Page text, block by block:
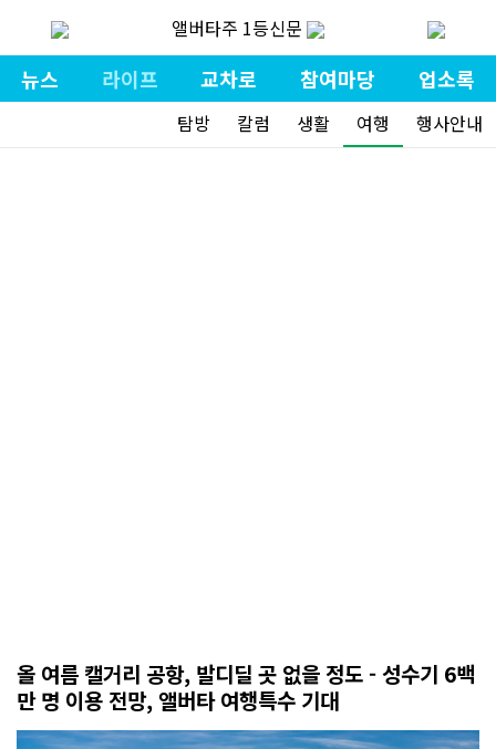
앨버타주 1등신문
뉴스 라이프 교차로 참여마당 업소록
탐방 칼럼 생활 여행 행사안내
올 여름 캘거리 공항, 발디딜 곳 없을 정도 - 성수기 6백
만 명 이용 전망, 앨버타 여행특수 기대